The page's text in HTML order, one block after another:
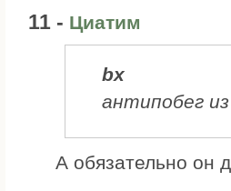
11 - Циатим
bx
антипобег
А обязательно он